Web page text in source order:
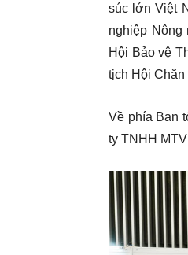
súc lớn Việt
nghiệp Nông
Hội Bảo vệ
tịch Hội Chăn
Về phía Ban
ty TNHH